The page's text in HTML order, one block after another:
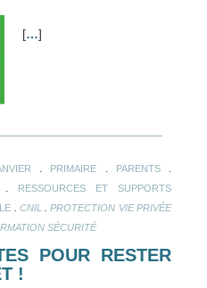
[…]
PRIMAIRE PARENTS.
RESSOURCES ET SUPPORTS
CNIL .PROTECTION VIE PRIVÉE
SÉCURITÉ
POUR RESTER
!